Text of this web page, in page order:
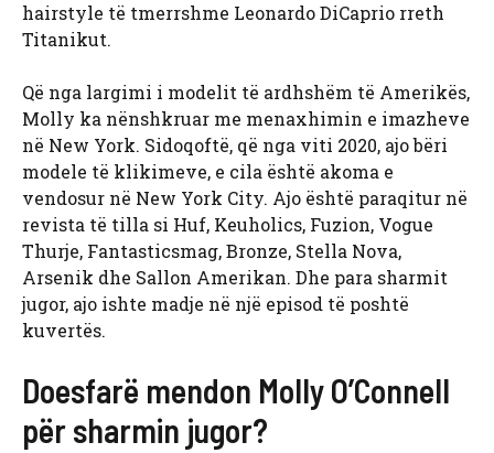
hairstyle të tmerrshme Leonardo DiCaprio rreth
Titanikut.
Që nga largimi i modelit të ardhshëm të Amerikës,
Molly ka nënshkruar me menaxhimin e imazheve
në New York. Sidoqoftë, që nga viti 2020, ajo bëri
modele të klikimeve, e cila është akoma e
vendosur në New York City. Ajo është paraqitur në
revista të tilla si Huf, Keuholics, Fuzion, Vogue
Thurje, Fantasticsmag, Bronze, Stella Nova,
Arsenik dhe Sallon Amerikan. Dhe para sharmit
jugor, ajo ishte madje në një episod të poshtë
kuvertës.
Doesfarë mendon Molly O’Connell
për sharmin jugor?